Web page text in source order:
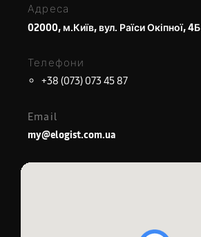
Адреса
02000, м.Київ, вул. Раїси Окіпної, 4Б
Телефони
+38 (073) 073 45 87
Email
my@elogist.com.ua